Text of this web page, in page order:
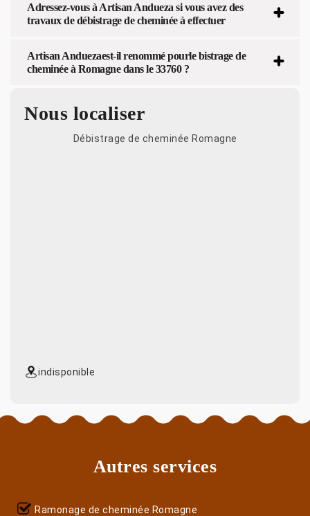
Adressez-vous à Artisan Andueza si vous avez des
travaux de débistrage de cheminée à effectuer
Artisan Anduezaest-il renommé pourle bistrage de
cheminée à Romagne dans le 33760 ?
Nous localiser
Débistrage de cheminée Romagne
indisponible
Autres services
Ramonage de cheminée Romagne